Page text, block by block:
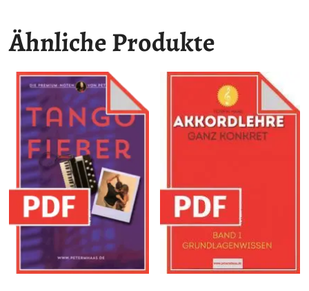
Ähnliche Produkte